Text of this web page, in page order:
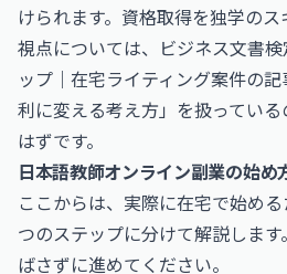
けられます。資格取得を独学の
視点については、 ビジネス文書
ップ｜在宅ライティング案件の
利に変える考え方」を扱ってい
はずです。
日本語教師オンライン副業の始め
ここからは、実際に在宅で始め
つのステップに分けて解説しま
ばさずに進めてください。